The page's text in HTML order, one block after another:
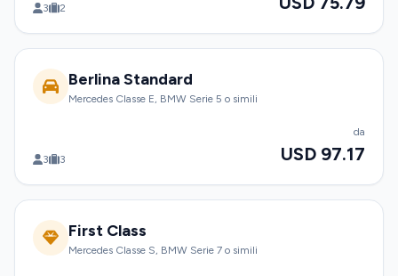
3 2
Berlina Standard
Mercedes Classe E, BMW Serie 5 o simili
3 3
da
USD 97.17
First Class
Mercedes Classe S, BMW Serie 7 o simili